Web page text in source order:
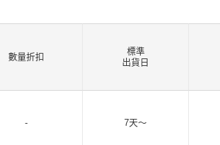
數量折扣
標準
出貨日
- 7天〜